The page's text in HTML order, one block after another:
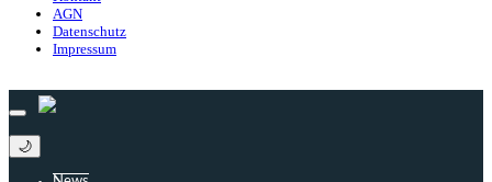
AGN
Datenschutz
Impressum
🌙